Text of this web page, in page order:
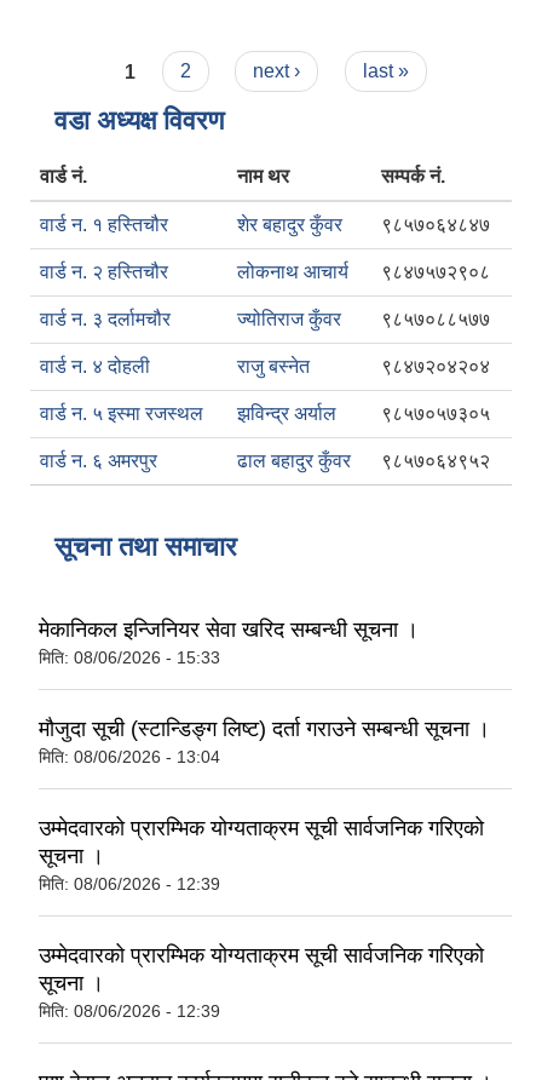
Pages
1 2 next › last »
वडा अध्यक्ष विवरण
वार्ड नं. नाम थर सम्पर्क नं.
वार्ड न. १ हस्तिचौर शेर बहादुर कुँवर ९८५७०६४८४७
वार्ड न. २ हस्तिचौर लोकनाथ आचार्य ९८४७५७२९०८
वार्ड न. ३ दर्लामचौर ज्योतिराज कुँवर ९८५७०८८५७७
वार्ड न. ४ दोहली राजु बस्नेत ९८४७२०४२०४
वार्ड न. ५ इस्मा रजस्थल झविन्द्र अर्याल ९८५७०५७३०५
वार्ड न. ६ अमरपुर ढाल बहादुर कुँवर ९८५७०६४९५२
सूचना तथा समाचार
मेकानिकल इन्जिनियर सेवा खरिद सम्बन्धी सूचना ।
मिति: 08/06/2026 - 15:33
मौजुदा सूची (स्टान्डिङ्ग लिष्ट) दर्ता गराउने सम्बन्धी सूचना ।
मिति: 08/06/2026 - 13:04
उम्मेदवारको प्रारम्भिक योग्यताक्रम सूची सार्वजनिक गरिएको
सूचना ।
मिति: 08/06/2026 - 12:39
उम्मेदवारको प्रारम्भिक योग्यताक्रम सूची सार्वजनिक गरिएको
सूचना ।
मिति: 08/06/2026 - 12:39